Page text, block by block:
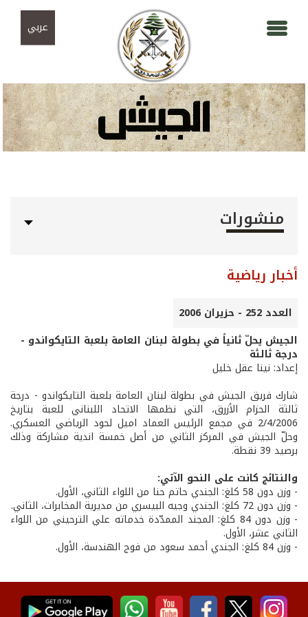
عربي
منشورات
أخبار رياضية
العدد 252 - حزيران 2006
الجيش يحلّ ثانياً في بطولة لبنان العامة بلعبة التايكواندو -
درجة ثالثة
إعداد: نينا عقل خليل
شارك فريق الجيش في بطولة لبنان العامة بلعبة التايكواندو - درجة
ثالثة الحزام الأزرق، التي نظمها الاتحاد اللبناني للعبة بتاريخ
2/4/2006 في مجمع الرئيس العماد اميل لحود الرياضي العسكري.
وحلّ الجيش في المركز الثاني من أصل خمسة اندية مشاركة وذلك
برصيد 39 نقطة.
والنتائج كانت على النحو الآتي:
- وزن دون 58 كلغ: الجندي حاتم حنا من اللواء الثاني، الأول.
- وزن دون 72 كلغ: الجندي وجيه البيسري من مديرية المخابرات، الثاني.
- وزن دون 84 كلغ: المجند الممدّدة خدماته علي الترحيني من اللواء
الثاني عشر، الأول.
- وزن 84 كلغ: الجندي أحمد سعود من فوج الهندسة، الأول.